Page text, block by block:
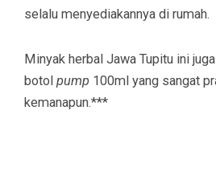
selalu menyediakannya di rumah.
Minyak herbal Jawa Tupitu ini
botol pump 100ml yang sangat
kemanapun.***